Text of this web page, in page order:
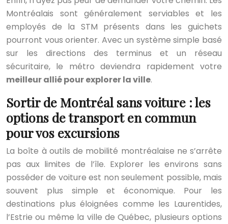
Montréalais sont généralement serviables et les
employés de la STM présents dans les guichets
pourront vous orienter. Avec un système simple basé
sur les directions des terminus et un réseau
sécuritaire, le métro deviendra rapidement votre
meilleur allié pour explorer la ville.
Sortir de Montréal sans voiture : les
options de transport en commun
pour vos excursions
La boîte à outils de mobilité montréalaise ne s’arrête
pas aux limites de l’île. Explorer les environs sans
posséder de voiture est non seulement possible, mais
souvent plus simple et économique. Pour les
destinations plus éloignées comme les Laurentides,
l’Estrie ou même la ville de Québec, plusieurs options